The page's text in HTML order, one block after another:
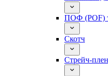
ПОФ (POF)
Скотч
Стрейч-